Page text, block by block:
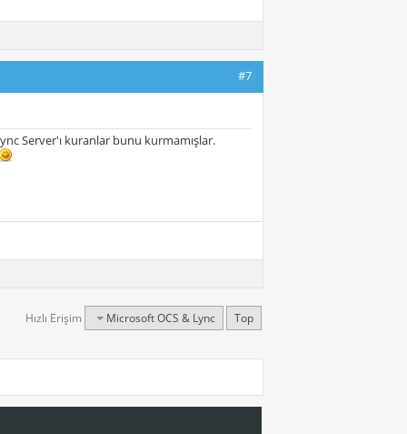
#7
Server'ı kuranlar bunu kurmamışlar.
Hızlı Erişim Microsoft OCS & Lync Top